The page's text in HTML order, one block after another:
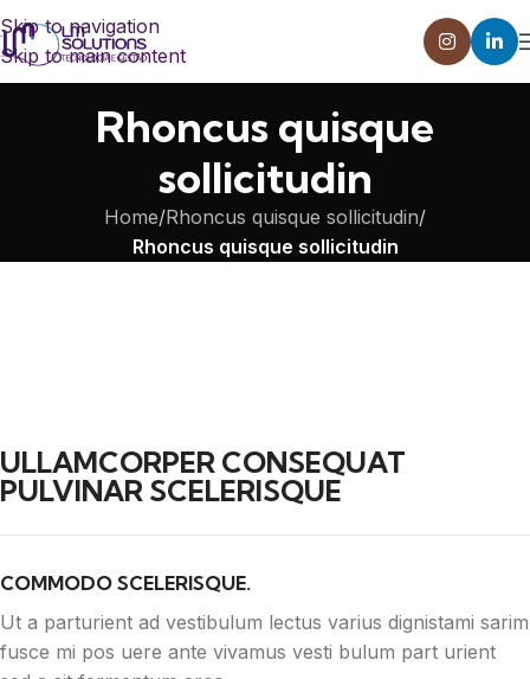
Skip to navigation
Skip to main content
Rhoncus quisque
sollicitudin
Home/Rhoncus quisque sollicitudin/
Rhoncus quisque sollicitudin
ULLAMCORPER CONSEQUAT
PULVINAR SCELERISQUE
COMMODO SCELERISQUE.
Ut a parturient ad vestibulum lectus varius dignistami sarim
fusce mi pos uere ante vivamus vesti bulum part urient